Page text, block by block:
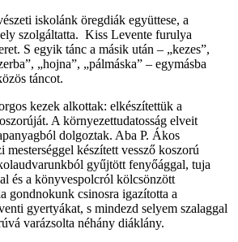
iskolánk öregdiák együttese, a
szolgáltatta. Kiss Levente furulya
S egyik tánc a másik után – „kezes”,
„hojna”, „pálmáska” – egymásba
táncot.
kezek alkottak: elkészítettük a
A környezettudatosság elveit
dolgoztak. Aba P. Ákos
mesterséggel készített vessző koszorú
gyűjtött fenyőággal, tuja
és a könyvespolcról kölcsönzött
gondnokunk csinosra igazította a
gyertyákat, s mindezd selyem szalaggal
varázsolta néhány diáklány.